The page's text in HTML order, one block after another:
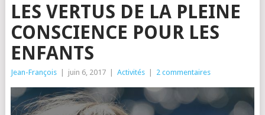
LES VERTUS DE LA PLEINE
CONSCIENCE POUR LES
ENFANTS
Jean-François juin 6, 2017 Activités 2 commentaires